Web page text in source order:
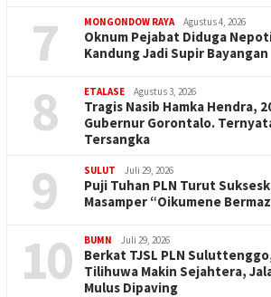
7 MONGONDOW RAYA Agustus 4, 2026
Oknum Pejabat Diduga
Kandung Jadi Supir Bayangan
8 ETALASE Agustus 3, 2026
Tragis Nasib Hamka Hendra,
Gubernur Gorontalo.
Tersangka
9 SULUT Juli 29, 2026
Puji Tuhan PLN Turut
Masamper “Oikumene
10 BUMN Juli 29, 2026
Berkat TJSL PLN
Tilihuwa Makin Sejahtera,
Mulus Dipaving